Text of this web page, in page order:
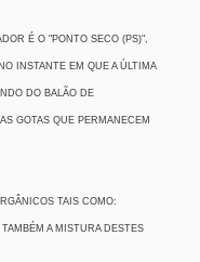
É O "PONTO SECO (PS)",
INSTANTE EM QUE A ÚLTIMA
DO BALÃO DE
GOTAS QUE PERMANECEM
TAIS COMO:
A MISTURA DESTES